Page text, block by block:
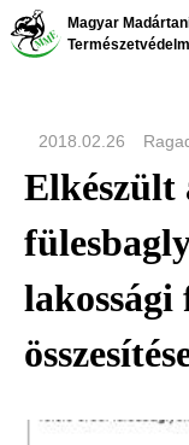
Ugrás
Magyar
2018.02.26
Elkészült
lakossági